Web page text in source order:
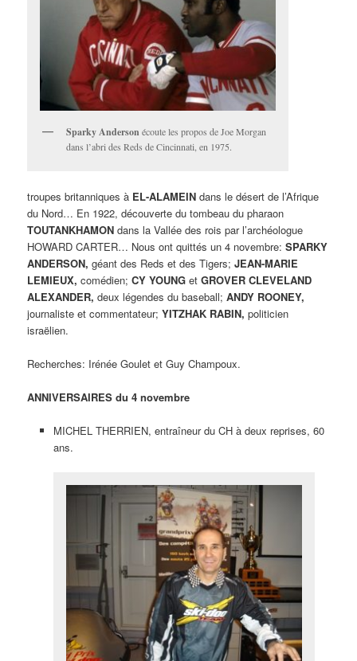
Sparky Anderson écoute les propos de Joe Morgan
dans l’abri des Reds de Cincinnati, en 1975.
troupes britanniques à EL-ALAMEIN dans le désert de l’Afrique
du Nord… En 1922, découverte du tombeau du pharaon
TOUTANKHAMON dans la Vallée des rois par l’archéologue
HOWARD CARTER… Nous ont quittés un 4 novembre:SPARKY
ANDERSON, géant des Reds et des Tigers;JEAN-MARIE
LEMIEUX, comédien;CY YOUNG etGROVER CLEVELAND
ALEXANDER, deux légendes du baseball;ANDY ROONEY,
journaliste et commentateur;YITZHAK RABIN, politicien
israëlien.
Recherches: Irénée Goulet et Guy Champoux.
ANNIVERSAIRES du 4 novembre
MICHEL THERRIEN, entraîneur du CH à deux reprises, 60
ans.